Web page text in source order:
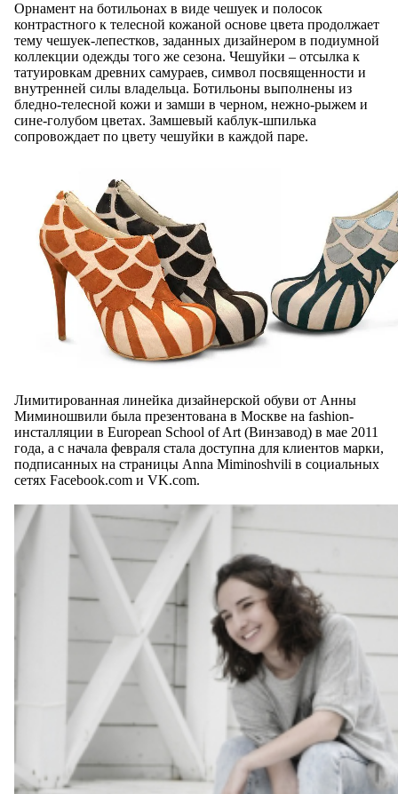
Орнамент на ботильонах в виде чешуек и полосок
контрастного к телесной кожаной основе цвета продолжает
тему чешуек-лепестков, заданных дизайнером в подиумной
коллекции одежды того же сезона. Чешуйки – отсылка к
татуировкам древних самураев, символ посвященности и
внутренней силы владельца. Ботильоны выполнены из
бледно-телесной кожи и замши в черном, нежно-рыжем и
сине-голубом цветах. Замшевый каблук-шпилька
сопровождает по цвету чешуйки в каждой паре.
Лимитированная линейка дизайнерской обуви от Анны
Миминошвили была презентована в Москве на fashion-
инсталляции в European School of Art (Винзавод) в мае 2011
года, а с начала февраля стала доступна для клиентов марки,
подписанных на страницы Anna Miminoshvili в социальных
сетях Facebook.com и VK.com.